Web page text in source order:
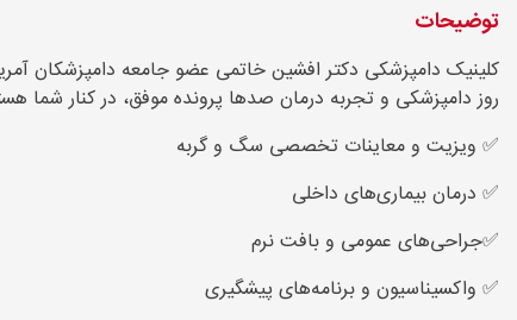
توضیحات
کلینیک دامپزشکی دکتر افشین خاتمی عضو جامعه دامپزشکان
روز دامپزشکی و تجربه درمان صدها پرونده موفق، در کنار شما
✅ ویزیت و معاینات تخصصی سگ و گربه
✅ درمان بیماری‌های داخلی
✅جراحی‌های عمومی و بافت نرم
✅ واکسیناسیون و برنامه‌های پیشگیری